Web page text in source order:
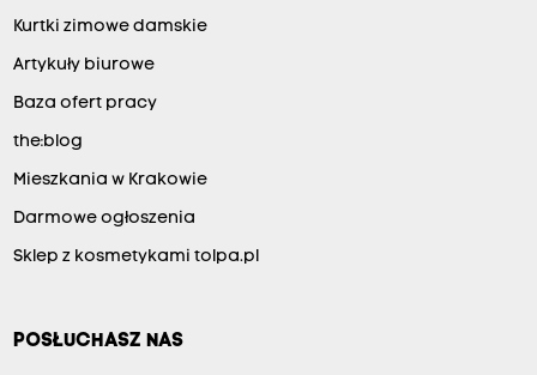
Kurtki zimowe damskie
Artykuły biurowe
Baza ofert pracy
the:blog
Mieszkania w Krakowie
Darmowe ogłoszenia
Sklep z kosmetykami tolpa.pl
POSŁUCHASZ NAS